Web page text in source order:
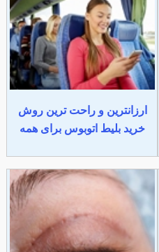
ارزانترین و راحت ترین روش
خرید بلیط اتوبوس برای همه